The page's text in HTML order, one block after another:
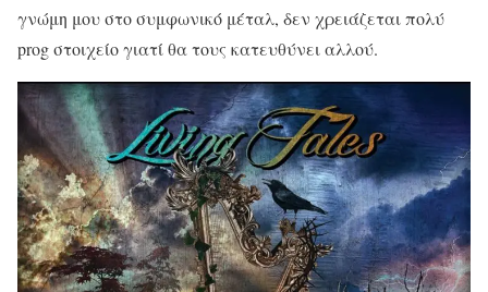
γνώμη μου στο συμφωνικό μέταλ, δεν χρειάζεται πολύ
prog στοιχείο γιατί θα τους κατευθύνει αλλού.